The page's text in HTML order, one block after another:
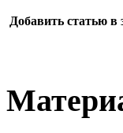
Добавить статью в